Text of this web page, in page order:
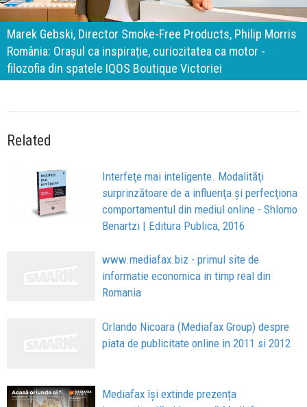
140 de ani de Mercedes-Benz. Ramona Pîrlog: Cel mai
important „test al timpului” este să inovăm constant, dar
cu aceeași responsabilitate față de oameni, siguranță și
calitate
Related
Interfeţe mai inteligente. Modalităţi
surprinzătoare de a influenţa şi perfecţiona
comportamentul din mediul online - Shlomo
Benartzi | Editura Publica, 2016
www.mediafax.biz - primul site de
informatie economica in timp real din
Romania
Orlando Nicoara (Mediafax Group) despre
piata de publicitate online in 2011 si 2012
Mediafax își extinde prezența